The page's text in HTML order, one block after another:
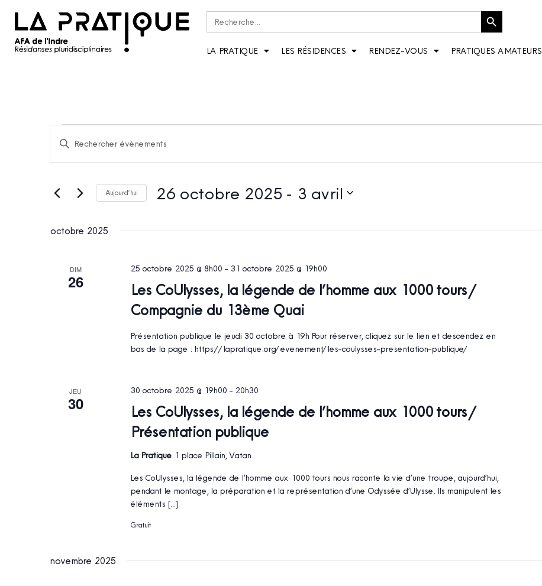
Rechercher : Bouton de recherche
LA PRATIQUE LES RÉSIDENCES RENDEZ-VOUS PRATIQUES AMATEURS
ET
NAVIGATION
VUES
Saisir
mot-
par
mot-
Aujourd’hui 26 octobre 2025 - 3 avril
date.
octobre 2025
DIM
26
Les CoUlysses, la légende de l’homme aux 1000 tours /
Compagnie du 13ème Quai
25 octobre 2025 @ 8h00- 31 octobre 2025 @ 19h00
Présentation publique le jeudi 30 octobre à 19h Pour réserver, cliquez sur le lien et descendez en
bas de la page : https://lapratique.org/evenement/les-coulysses-presentation-publique/
JEU
30
Les CoUlysses, la légende de l’homme aux 1000 tours /
Présentation publique
30 octobre 2025 @ 19h00- 20h30
La Pratique 1 place Pillain, Vatan
Les CoUlysses, la légende de l’homme aux 1000 tours nous raconte la vie d’une troupe, aujourd’hui,
pendant le montage, la préparation et la représentation d’une Odyssée d’Ulysse. Ils manipulent les
éléments […]
Gratuit
novembre 2025